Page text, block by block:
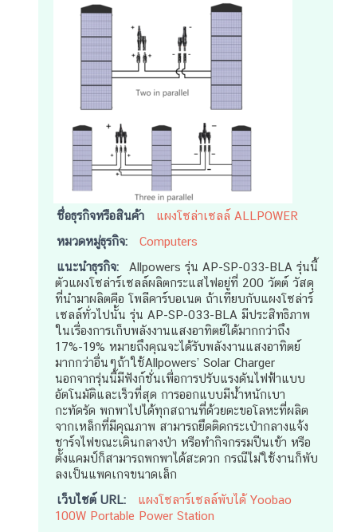
ชื่อธุรกิจหรือสินค้า
แผงโซล่าเซลล์ ALLPOWER
หมวดหมู่ธุรกิจ:
Computers
แนะนำธุรกิจ:
Allpowers รุ่น AP-SP-033-BLA รุ่นนี้
ตัวแผงโซล่าร์เซลล์ผลิตกระแสไฟอยู่ที่ 200 วัตต์ วัสดุ
ที่นำมาผลิตคือ โพลีคาร์บอเนต ถ้าเทียบกับแผงโซล่าร์
เซลล์ทั่วไปนั้น รุ่น AP-SP-033-BLA มีประสิทธิภาพ
ในเรื่องการเก็บพลังงานแสงอาทิตย์ได้มากกว่าถึง
17%-19% หมายถึงคุณจะได้รับพลังงานแสงอาทิตย์
มากกว่าอื่นๆถ้าใช้Allpowers’ Solar Charger
นอกจากรุ่นนี้มีฟังก์ชั่นเพื่อการปรับแรงดันไฟฟ้าแบบ
อัตโนมัติและเร็วที่สุด การออกแบบมีน้ำหนักเบา
กะทัดรัด พกพาไปได้ทุกสถานที่ด้วยตะขอโลหะที่ผลิต
จากเหล็กที่มีคุณภาพ สามารถยึดติดกระเป๋ากลางแจ้ง
ชาร์จไฟขณะเดินกลางป่า หรือทำกิจกรรมปีนเข้า หรือ
ตั้งแคมป์ก็สามารถพกพาได้สะดวก กรณีไม่ใช้งานก็พับ
ลงเป็นแพคเกจขนาดเล็ก
เว็บไซต์ URL:
แผงโซลาร์เซลล์พับได้ Yoobao
100W Portable Power Station